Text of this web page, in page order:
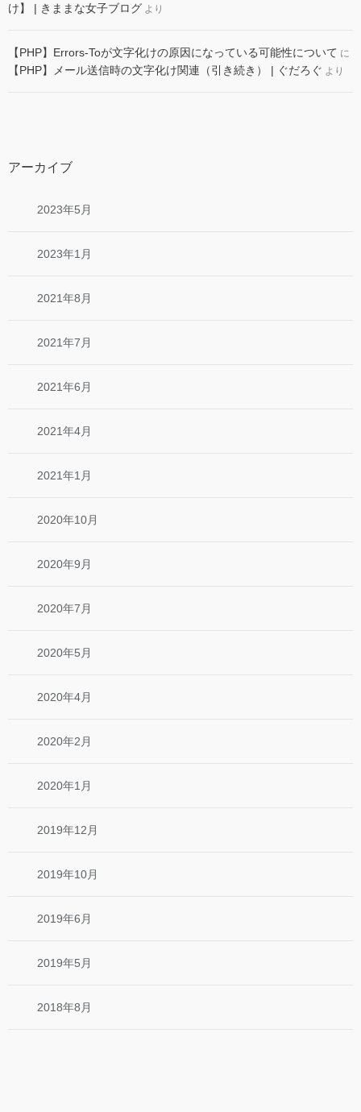
け】 | きままな女子ブログ より
【PHP】Errors-Toが文字化けの原因になっている可能性について に
【PHP】メール送信時の文字化け関連（引き続き） | ぐだろぐ より
アーカイブ
2023年5月
2023年1月
2021年8月
2021年7月
2021年6月
2021年4月
2021年1月
2020年10月
2020年9月
2020年7月
2020年5月
2020年4月
2020年2月
2020年1月
2019年12月
2019年10月
2019年6月
2019年5月
2018年8月